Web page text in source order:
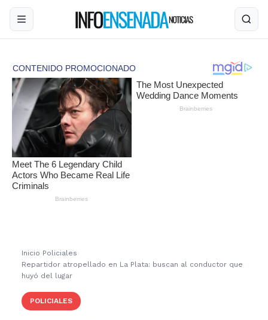
Inicio ›Policiales ›
Repartidor atropellado en La Plata: buscan al conductor que
huyó del lugar
POLICIALES